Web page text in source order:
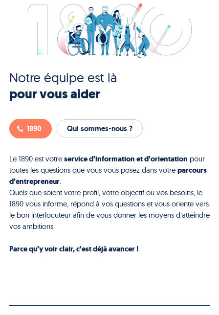
Notre équipe est là
pour vous aider
1890 Qui sommes-nous ?
Le 1890 est votre service d’information et d’orientation pour
toutes les questions que vous vous posez dans votre parcours
d’entrepreneur.
Quels que soient votre profil, votre objectif ou vos besoins, le
1890 vous informe, répond à vos questions et vous oriente vers
le bon interlocuteur afin de vous donner les moyens d’atteindre
vos ambitions.
Parce qu’y voir clair, c’est déjà avancer !